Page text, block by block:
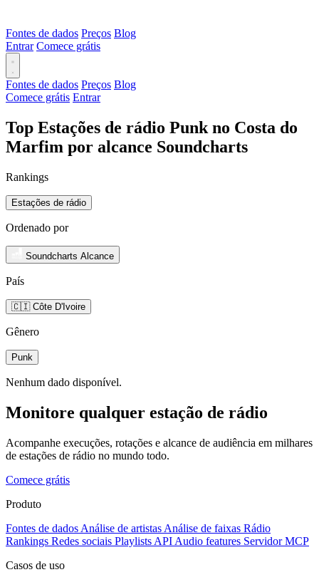
Fontes de dados Preços Blog
Entrar Comece grátis
Fontes de dados Preços Blog
Comece grátis Entrar
Top Estações de rádio Punk no Costa do
Marfim por alcance Soundcharts
Rankings
Estações de rádio
Ordenado por
Soundcharts Alcance
País
🇨🇮 Côte D'Ivoire
Gênero
Punk
Nenhum dado disponível.
Monitore qualquer estação de rádio
Acompanhe execuções, rotações e alcance de audiência em milhares
de estações de rádio no mundo todo.
Comece grátis
Produto
Fontes de dados Análise de artistas Análise de faixas Rádio
Rankings Redes sociais Playlists API Audio features Servidor MCP
Casos de uso